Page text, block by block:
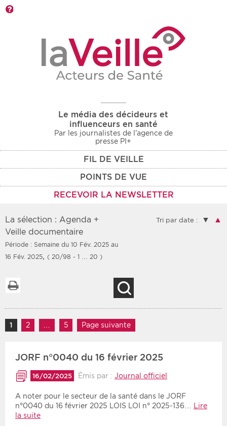
Le média des décideurs et
influenceurs en santé
Par les journalistes de l'agence de
presse PI+
FIL DE VEILLE
POINTS DE VUE
RECEVOIR LA NEWSLETTER
prochains jours
Communiqués des 10
derniers jours
Rendez-vous
Les deux
Secteur
Protection sociale
Zone géographique
La sélection : Agenda +
Veille documentaire
Période : Semaine du 10 Fév. 2025 au
16 Fév. 2025, ( 20/98 - 1 … 20 )
Tri par date : ▼ ▲
Navigation des articles
Page
1 Page
2 Page
5 Page suivante
JORF n°0040 du 16 février 2025
16/02/2025 Émis par :Journal officiel
A noter pour le secteur de la santé dans le JORF
n°0040 du 16 février 2025 LOIS LOI n° 2025-136… Lire
la suite